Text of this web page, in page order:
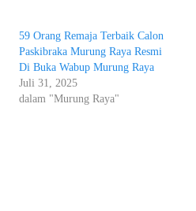
59 Orang Remaja Terbaik Calon
Paskibraka Murung Raya Resmi
Di Buka Wabup Murung Raya
Juli 31, 2025
dalam "Murung Raya"